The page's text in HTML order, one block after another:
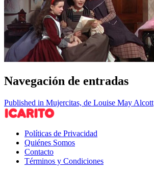
Navegación de entradas
Published in Mujercitas, de Louise May Alcott
Políticas de Privacidad
Quiénes Somos
Contacto
Términos y Condiciones